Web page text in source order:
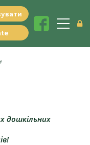
дошкільних